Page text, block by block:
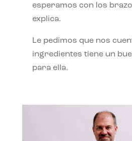
esperamos con los
explica.
Le pedimos que nos
ingredientes tiene un
para ella.